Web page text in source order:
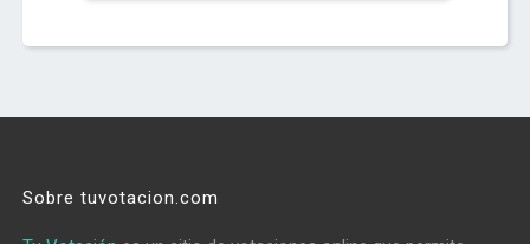
Sobre tuvotacion.com